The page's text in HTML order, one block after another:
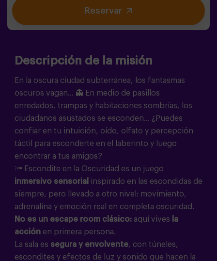
Reservar
Descripción de la misión
En la oscura ciudad subterránea, los fantasmas
oscuros vagan... 👻 En medio de pasillos
enredados, trampas y habitaciones sombrías, los
ciudadanos asustados se esconden... ¿Puedes
confiar en tu intuición, oído, olfato y percepción
táctil para esconderte en el laberinto y luego
encontrar a tus amigos?
🔦 Escondite en la Oscuridad es un juego
inmersivo sensorial
inspirado en las escondidas de
siempre, pero llevado a otro nivel: movimiento,
adrenalina y emoción real en completa oscuridad.
No es un escape room clásico: aquí vives
la
acción en primera persona.
La sala es segura y envolvente, con túneles,
escondites y efectos de luz y sonido que hacen la